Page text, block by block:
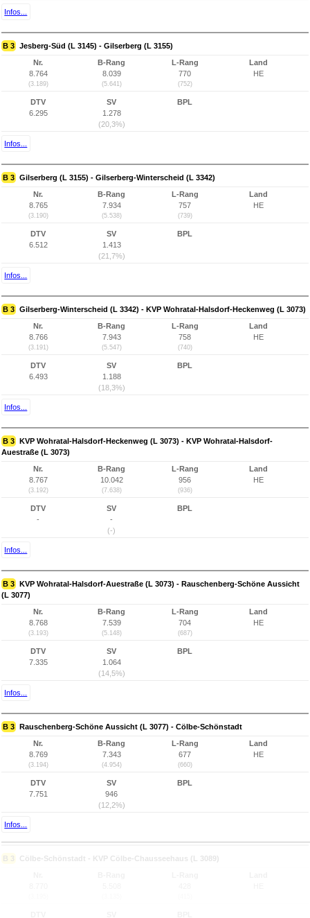
Infos...
B 3 Jesberg-Süd (L 3145) - Gilserberg (L 3155)
Nr.
8.764
(3.189)
B-Rang
8.039
(5.641)
L-Rang
770
(752)
Land
HE
DTV
6.295
SV
1.278
(20,3%)
BPL
Infos...
B 3 Gilserberg (L 3155) - Gilserberg-Winterscheid (L 3342)
Nr.
8.765
(3.190)
B-Rang
7.934
(5.538)
L-Rang
757
(739)
Land
HE
DTV
6.512
SV
1.413
(21,7%)
BPL
Infos...
B 3 Gilserberg-Winterscheid (L 3342) - KVP Wohratal-Halsdorf-Heckenweg (L 3073)
Nr.
8.766
(3.191)
B-Rang
7.943
(5.547)
L-Rang
758
(740)
Land
HE
DTV
6.493
SV
1.188
(18,3%)
BPL
Infos...
B 3 KVP Wohratal-Halsdorf-Heckenweg (L 3073) - KVP Wohratal-Halsdorf-
Auestraße (L 3073)
Nr.
8.767
(3.192)
B-Rang
10.042
(7.638)
L-Rang
956
(936)
Land
HE
DTV
-
SV
-
(-)
BPL
Infos...
B 3 KVP Wohratal-Halsdorf-Auestraße (L 3073) - Rauschenberg-Schöne Aussicht
(L 3077)
Nr.
8.768
(3.193)
B-Rang
7.539
(5.148)
L-Rang
704
(687)
Land
HE
DTV
7.335
SV
1.064
(14,5%)
BPL
Infos...
B 3 Rauschenberg-Schöne Aussicht (L 3077) - Cölbe-Schönstadt
Nr.
8.769
(3.194)
B-Rang
7.343
(4.954)
L-Rang
677
(660)
Land
HE
DTV
7.751
SV
946
(12,2%)
BPL
Infos...
B 3 Cölbe-Schönstadt - KVP Cölbe-Chausseehaus (L 3089)